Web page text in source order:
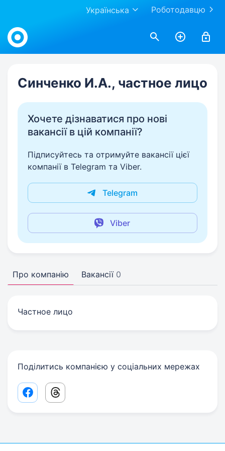
Роботодавцю
Українська
Work.ua
Синченко И.А., частное лицо
Хочете дізнаватися про нові
вакансії в цій компанії?
Підписуйтесь та отримуйте вакансії цієї
компанії в Telegram та Viber.
Telegram
Viber
Про компанію Вакансії 0
Частное лицо
Поділитись компанією у соціальних мережах
Facebook share link
Threads share link